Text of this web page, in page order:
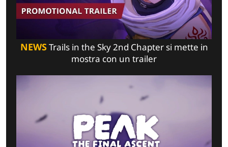
NEWSTrails in the Sky 2nd Chapter si mette in
mostra con un trailer